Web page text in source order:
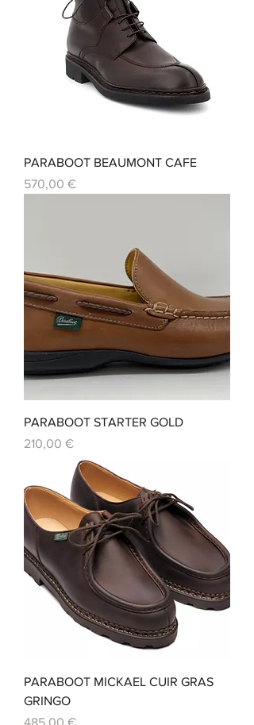
PARABOOT BEAUMONT CAFE
Prix
570,00 €
PARABOOT STARTER GOLD
Prix
210,00 €
PARABOOT MICKAEL CUIR GRAS
GRINGO
Prix
485,00 €